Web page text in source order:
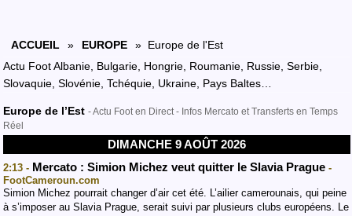
ACCUEIL » EUROPE
» Europe de l'Est
Actu Foot Albanie, Bulgarie, Hongrie, Roumanie, Russie, Serbie,
Slovaquie, Slovénie, Tchéquie, Ukraine, Pays Baltes…
Europe de l’Est - Actu Foot en Direct - Infos Mercato et Transferts en Temps
Réel
DIMANCHE 9 AOÛT 2026
2:13 - Mercato : Simion Michez veut quitter le Slavia Prague -
FootCameroun.com
Simion Michez pourrait changer d’air cet été. L’ailier camerounais, qui peine
à s’imposer au Slavia Prague, serait suivi par plusieurs clubs européens. Le